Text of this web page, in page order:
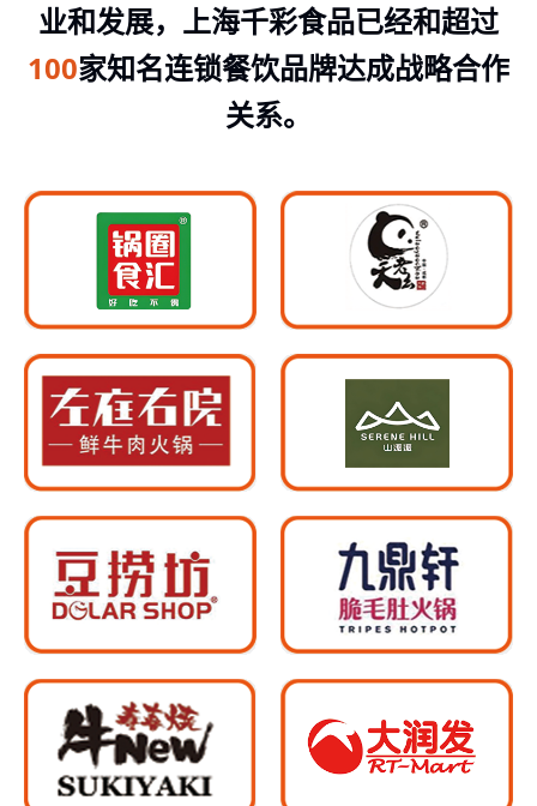
业和发展，上海千彩食品已经和超过
100家知名连锁餐饮品牌达成战略合作
关系。